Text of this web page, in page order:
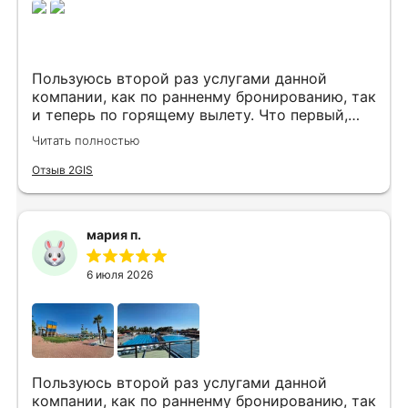
Пользуюсь второй раз услугами данной
компании, как по ранненму бронированию, так
и теперь по горящему вылету. Что первый,
что второй раз путёвки подобраны под наши
индивидуальные запросы идеально. Работаем
с менеджером Анной Макеевой, всегда на
Читать полностью
Отзыв 2GIS
мария п.
6 июля 2026
Пользуюсь второй раз услугами данной
компании, как по ранненму бронированию, так